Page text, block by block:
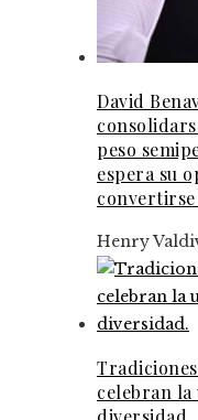
David
peso
espera su
Henry
celebran la